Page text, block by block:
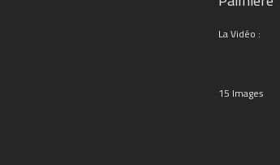
La Vidéo :
15 Images